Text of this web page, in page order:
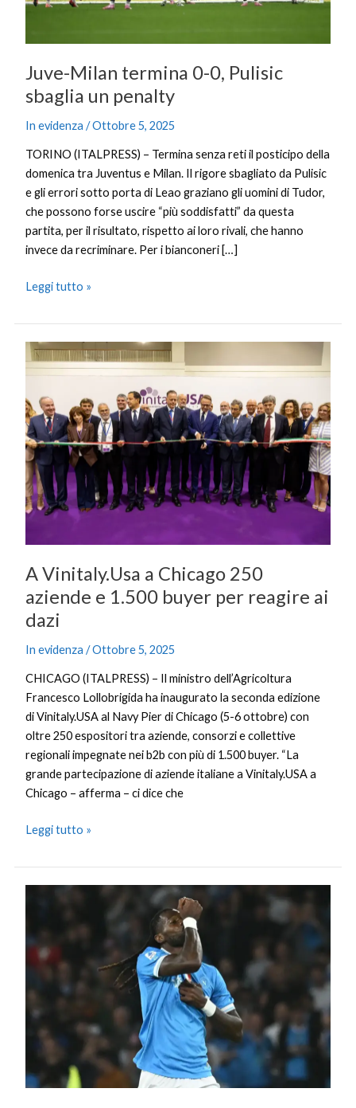
Juve-Milan termina 0-0, Pulisic
sbaglia un penalty
In evidenza /Ottobre 5, 2025
TORINO (ITALPRESS) – Termina senza reti il posticipo della
domenica tra Juventus e Milan. Il rigore sbagliato da Pulisic
e gli errori sotto porta di Leao graziano gli uomini di Tudor,
che possono forse uscire “più soddisfatti” da questa
partita, per il risultato, rispetto ai loro rivali, che hanno
invece da recriminare. Per i bianconeri […]
Leggi tutto »
A Vinitaly.Usa a Chicago 250
aziende e 1.500 buyer per reagire ai
dazi
In evidenza /Ottobre 5, 2025
CHICAGO (ITALPRESS) – Il ministro dell’Agricoltura
Francesco Lollobrigida ha inaugurato la seconda edizione
di Vinitaly.USA al Navy Pier di Chicago (5-6 ottobre) con
oltre 250 espositori tra aziende, consorzi e collettive
regionali impegnate nei b2b con più di 1.500 buyer. “La
grande partecipazione di aziende italiane a Vinitaly.USA a
Chicago – afferma – ci dice che
A
Vinitaly.Usa
Chicago
250
aziende
e
1.500
buyer
dazi
Leggi tutto »
batte
il
Genoa,
Maradona